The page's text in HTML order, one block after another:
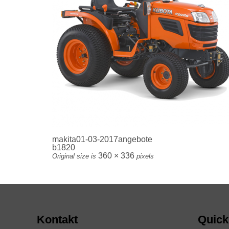
makita01-03-2017angebote
b1820
Original size is 360 × 336 pixels
Kontakt